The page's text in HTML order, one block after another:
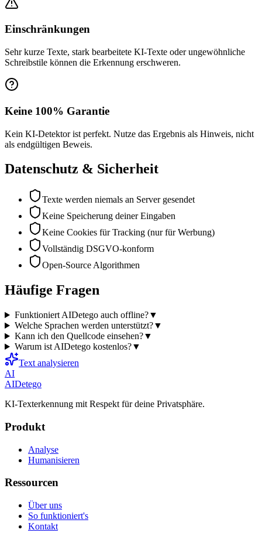
Einschränkungen
Sehr kurze Texte, stark bearbeitete KI-Texte oder ungewöhnliche
Schreibstile können die Erkennung erschweren.
Keine 100% Garantie
Kein KI-Detektor ist perfekt. Nutze das Ergebnis als Hinweis, nicht
als endgültigen Beweis.
Datenschutz & Sicherheit
Texte werden niemals an Server gesendet
Keine Speicherung deiner Eingaben
Keine Cookies für Tracking (nur für Werbung)
Vollständig DSGVO-konform
Open-Source Algorithmen
Häufige Fragen
Funktioniert AIDetego auch offline?▼
Welche Sprachen werden unterstützt?▼
Kann ich den Quellcode einsehen?▼
Warum ist AIDetego kostenlos?▼
Text analysieren
AI
AIDetego
KI-Texterkennung mit Respekt für deine Privatsphäre.
Produkt
Analyse
Humanisieren
Ressourcen
Über uns
So funktioniert's
Kontakt